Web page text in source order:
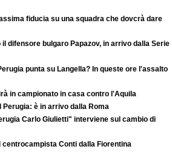
fiducia su una squadra che dovcrà dare
il difensore bulgaro Papazov, in arrivo dalla Serie
punta su Langella? In queste ore l'assalto
in campionato in casa contro l'Aquila
è in arrivo dalla Roma
Carlo Giulietti" interviene sul cambio di
centrocampista Conti dalla Fiorentina